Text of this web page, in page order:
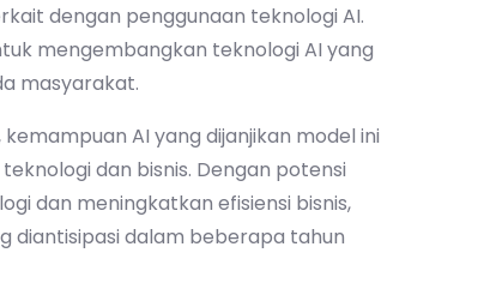
dengan penggunaan teknologi AI.
mengembangkan teknologi AI yang
masyarakat.
AI yang dijanjikan model ini
dan bisnis. Dengan potensi
dan meningkatkan efisiensi bisnis,
diantisipasi dalam beberapa tahun